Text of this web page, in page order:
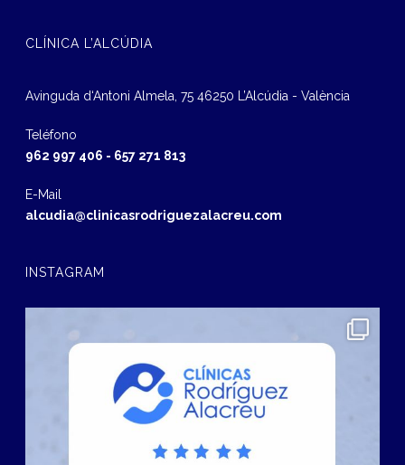
CLÍNICA L’ALCÚDIA
Avinguda d‘Antoni Almela, 75 46250 L’Alcúdia - València
Teléfono
962 997 406 - 657 271 813
E-Mail
alcudia@clinicasrodriguezalacreu.com
INSTAGRAM